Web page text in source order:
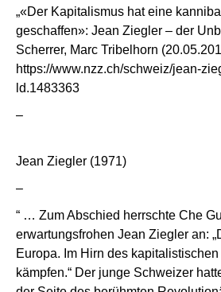
„«Der Kapitalismus hat eine
geschaffen»: Jean Ziegler – der
Scherrer, Marc Tribelhorn
https://www.nzz.ch/schweiz/jean-
ld.1483363
–
Jean Ziegler (1971)
–
“ … Zum Abschied herrschte Che
erwartungsfrohen Jean Ziegler an:
Europa. Im Hirn des
kämpfen.“ Der junge Schweizer